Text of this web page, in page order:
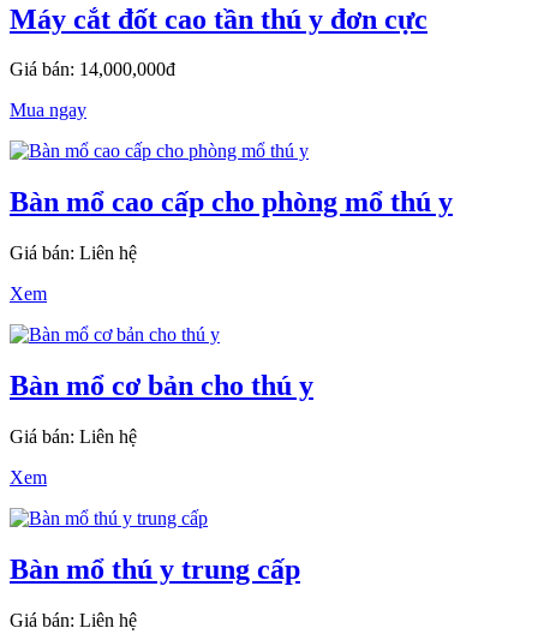
Máy cắt đốt cao tần thú y đơn cực
Giá bán: 14,000,000đ
Mua ngay
Bàn mổ cao cấp cho phòng mổ thú y
Giá bán: Liên hệ
Xem
Bàn mổ cơ bản cho thú y
Giá bán: Liên hệ
Xem
Bàn mổ thú y trung cấp
Giá bán: Liên hệ